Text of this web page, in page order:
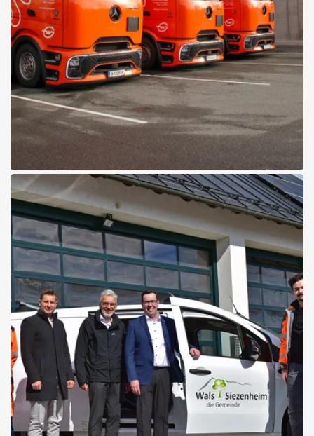
07.05.2026
Gebrüder Weiss setzt auf den
Mercedes-Benz eActros 600
Pappas begleitet den Wandel zum elektrischen Schwerlastverkehr
Mehr lesen